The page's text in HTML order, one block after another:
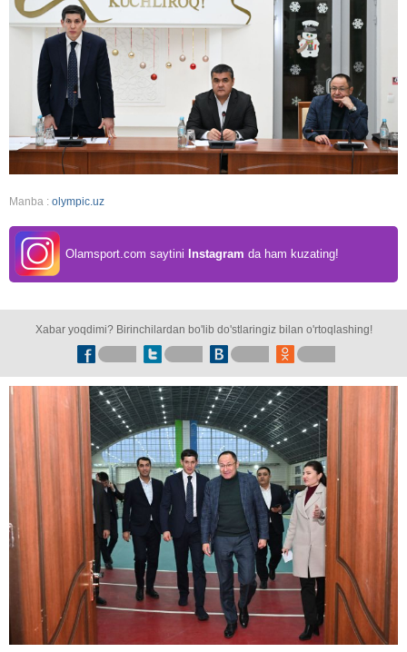
Manba : olympic.uz
Olamsport.com saytini Instagram da ham kuzating!
Xabar yoqdimi? Birinchilardan bo'lib do'stlaringiz bilan o'rtoqlashing!